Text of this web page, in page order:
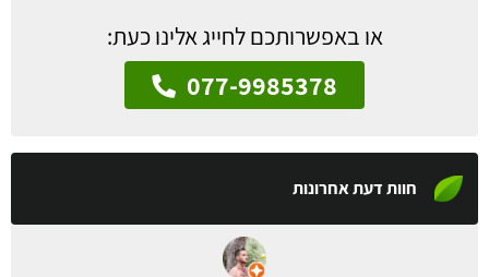
או באפשרותכם לחייג אלינו כעת:
077-9985378
חוות דעת אחרונות